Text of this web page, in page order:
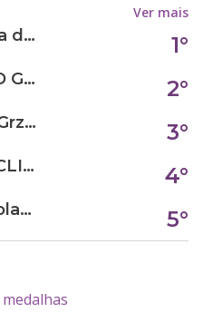
Ver mais
Geraldo Majella da Silva
1°
SETTESINDICO GOVERNANÇA CONDOMINIAL
2°
Angela Merici Grzybowski
3°
ASSEMBLEIA.CLICK
4°
Angelina Somolanji R. Oliveira
5°